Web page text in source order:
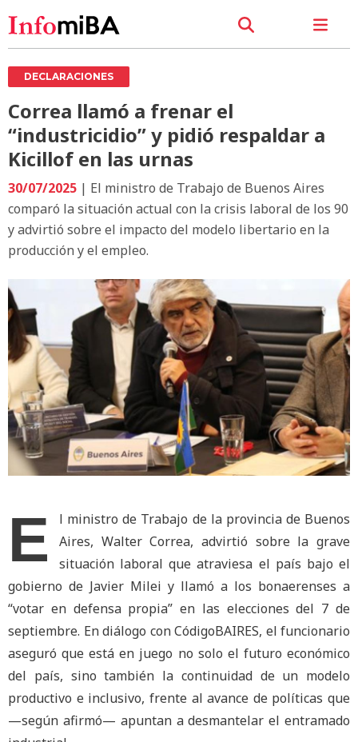
DECLARACIONES
Correa llamó a frenar el
“industricidio” y pidió respaldar a
Kicillof en las urnas
30/07/2025 | El ministro de Trabajo de Buenos Aires
comparó la situación actual con la crisis laboral de los 90
y advirtió sobre el impacto del modelo libertario en la
producción y el empleo.
E
l ministro de Trabajo de la provincia de Buenos
Aires, Walter Correa, advirtió sobre la grave
situación laboral que atraviesa el país bajo el
gobierno de Javier Milei y llamó a los bonaerenses a
“votar en defensa propia” en las elecciones del 7 de
septiembre. En diálogo con CódigoBAIRES, el funcionario
aseguró que está en juego no solo el futuro económico
del país, sino también la continuidad de un modelo
productivo e inclusivo, frente al avance de políticas que
—según afirmó— apuntan a desmantelar el entramado